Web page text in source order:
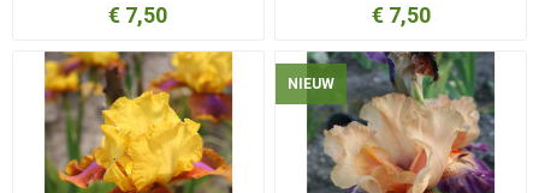
€ 7,50 € 7,50
NIEUW